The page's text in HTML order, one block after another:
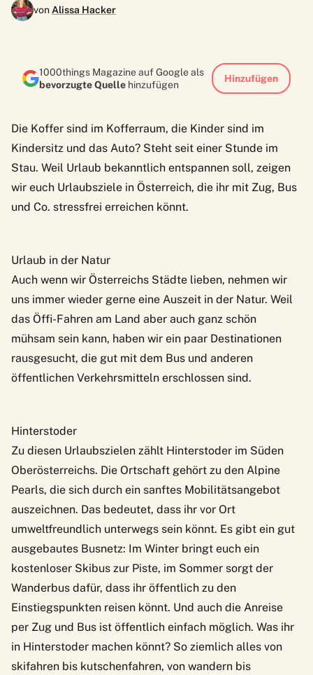
von Alissa Hacker
1000things Magazine auf Google als
bevorzugte Quelle hinzufügen
Hinzufügen
Die Koffer sind im Kofferraum, die Kinder sind im
Kindersitz und das Auto? Steht seit einer Stunde im
Stau. Weil Urlaub bekanntlich entspannen soll, zeigen
wir euch Urlaubsziele in Österreich, die ihr mit Zug, Bus
und Co. stressfrei erreichen könnt.
Urlaub in der Natur
Auch wenn wir Österreichs Städte lieben, nehmen wir
uns immer wieder gerne eine Auszeit in der Natur. Weil
das Öffi-Fahren am Land aber auch ganz schön
mühsam sein kann, haben wir ein paar Destinationen
rausgesucht, die gut mit dem Bus und anderen
öffentlichen Verkehrsmitteln erschlossen sind.
Hinterstoder
Zu diesen Urlaubszielen zählt Hinterstoder im Süden
Oberösterreichs. Die Ortschaft gehört zu den Alpine
Pearls, die sich durch ein sanftes Mobilitätsangebot
auszeichnen. Das bedeutet, dass ihr vor Ort
umweltfreundlich unterwegs sein könnt. Es gibt ein gut
ausgebautes Busnetz: Im Winter bringt euch ein
kostenloser Skibus zur Piste, im Sommer sorgt der
Wanderbus dafür, dass ihr öffentlich zu den
Einstiegspunkten reisen könnt. Und auch die Anreise
per Zug und Bus ist öffentlich einfach möglich. Was ihr
in Hinterstoder machen könnt? So ziemlich alles von
skifahren bis kutschenfahren, von wandern bis